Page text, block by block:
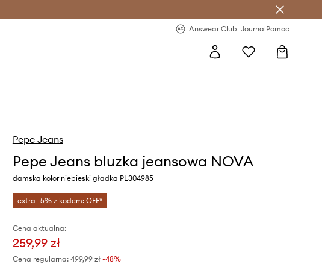
Answear Club JournalPomoc
Pepe Jeans
Pepe Jeans bluzka jeansowa NOVA
damska kolor niebieski gładka PL304985
extra -5% z kodem: OFF*
Cena aktualna:
259,99 zł
Cena regularna: 499,99 zł-48%